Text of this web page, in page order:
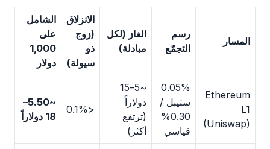
المسار
رسم
التجمّع
الغاز (لكل
مبادلة)
الانزلاق
(زوج
ذو
سيولة)
الشامل
على
1,000
دولار
Ethereum
L1
(Uniswap)
0.05%
ستيبل /
0.30%
قياسي
~5–15
دولاراً
(ترتفع
أكثر)
<0.1%
~5.50–
18 دولاراً